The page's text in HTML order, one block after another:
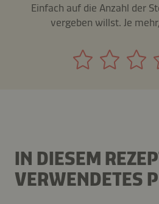
Einfach auf die Anzahl der
vergeben willst. Je
IN DIESEM
VERWENDETES